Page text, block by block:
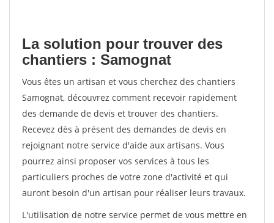
La solution pour trouver des
chantiers : Samognat
Vous êtes un artisan et vous cherchez des chantiers
Samognat, découvrez comment recevoir rapidement
des demande de devis et trouver des chantiers.
Recevez dès à présent des demandes de devis en
rejoignant notre service d'aide aux artisans. Vous
pourrez ainsi proposer vos services à tous les
particuliers proches de votre zone d'activité et qui
auront besoin d'un artisan pour réaliser leurs travaux.
L'utilisation de notre service permet de vous mettre en